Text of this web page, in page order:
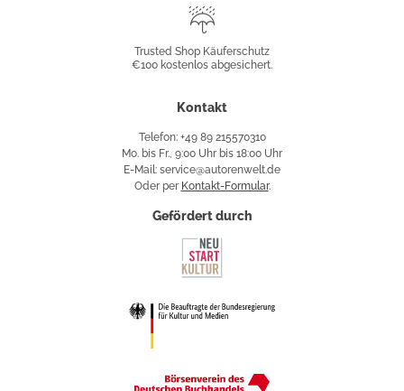
Käuferschutz
Trusted Shop Käuferschutz
€100 kostenlos abgesichert.
Kontakt
Telefon: +49 89 215570310
Mo. bis Fr., 9:00 Uhr bis 18:00 Uhr
E-Mail: service@autorenwelt.de
Oder per Kontakt-Formular.
Gefördert durch